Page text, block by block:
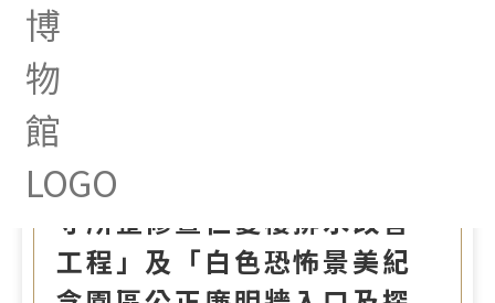
【公開說明會預告】「白色
恐怖景美紀念園區軍情局看
守所整修暨仁愛樓排水改善
工程」及「白色恐怖景美紀